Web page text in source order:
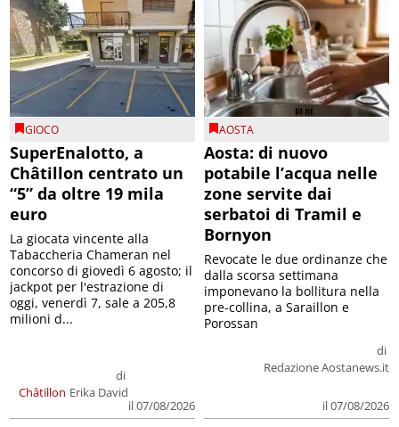
GIOCO
SuperEnalotto, a
Châtillon centrato un
“5” da oltre 19 mila
euro
Châtillon
di
Erika David
il 07/08/2026
La giocata vincente alla
Tabaccheria Chameran nel
concorso di giovedì 6 agosto; il
jackpot per l'estrazione di
oggi, venerdì 7, sale a 205,8
milioni d...
AOSTA
Aosta: di nuovo
potabile l’acqua nelle
zone servite dai
serbatoi di Tramil e
Bornyon
di
Redazione Aostanews.it
il 07/08/2026
Revocate le due ordinanze che
dalla scorsa settimana
imponevano la bollitura nella
pre-collina, a Saraillon e
Porossan